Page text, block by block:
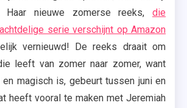
nieuwe zomerse reeks, die
serie verschijnt op Amazon
vernieuwd! De reeks draait om
leeft van zomer naar zomer, want
magisch is, gebeurt tussen juni en
heeft vooral te maken met Jeremiah